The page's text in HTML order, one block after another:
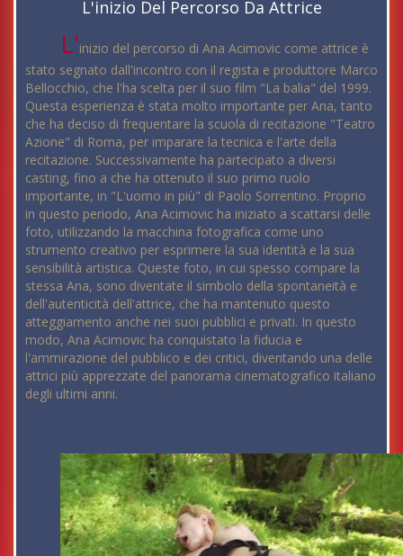
L'inizio Del Percorso Da Attrice
L'inizio del percorso di Ana Acimovic come attrice è
stato segnato dall'incontro con il regista e produttore Marco
Bellocchio, che l'ha scelta per il suo film "La balia" del 1999.
Questa esperienza è stata molto importante per Ana, tanto
che ha deciso di frequentare la scuola di recitazione "Teatro
Azione" di Roma, per imparare la tecnica e l'arte della
recitazione. Successivamente ha partecipato a diversi
casting, fino a che ha ottenuto il suo primo ruolo
importante, in "L'uomo in più" di Paolo Sorrentino. Proprio
in questo periodo, Ana Acimovic ha iniziato a scattarsi delle
foto, utilizzando la macchina fotografica come uno
strumento creativo per esprimere la sua identità e la sua
sensibilità artistica. Queste foto, in cui spesso compare la
stessa Ana, sono diventate il simbolo della spontaneità e
dell'autenticità dell'attrice, che ha mantenuto questo
atteggiamento anche nei suoi pubblici e privati. In questo
modo, Ana Acimovic ha conquistato la fiducia e
l'ammirazione del pubblico e dei critici, diventando una delle
attrici più apprezzate del panorama cinematografico italiano
degli ultimi anni.